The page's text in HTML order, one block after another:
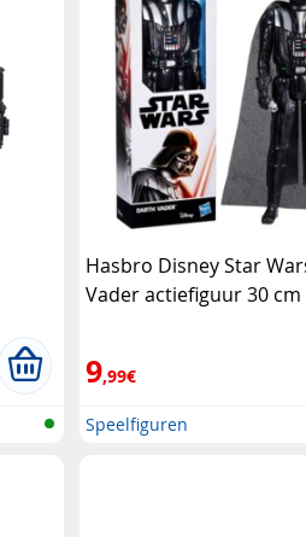
Hasbro Disney Star
Vader actiefiguur 30
9,99€
Speelfiguren